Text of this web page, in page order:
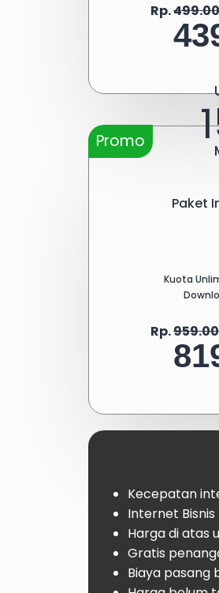
Rp.
Promo
Paket
Kuota
Rp.
Kecepatan
Internet
Harga di atas
Gratis
Biaya pasang